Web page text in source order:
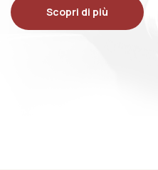
Scopri di più